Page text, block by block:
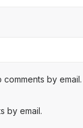
by email.
by email.